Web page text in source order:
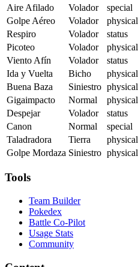
Aire Afilado
Volador special
Golpe Aéreo
Volador physical
Respiro
Volador status
Picoteo
Volador physical
Viento Afín
Volador status
Ida y Vuelta
Bicho physical
Buena Baza
Siniestro physical
Gigaimpacto
Normal physical
Despejar
Volador status
Canon
Normal special
Taladradora
Tierra physical
Golpe Mordaza Siniestro physical
Tools
Team Builder
Pokedex
Battle Co-Pilot
Usage Stats
Community